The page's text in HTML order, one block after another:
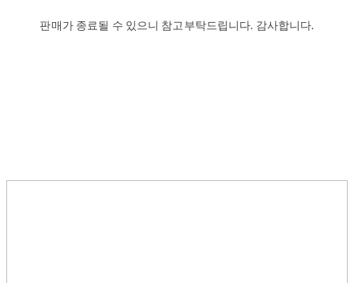
판매가 종료될 수 있으니 참고부탁드립니다. 감사합니다.